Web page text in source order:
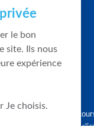
Graphique,
le bon
site. Ils nous
expérience
Je choisis.